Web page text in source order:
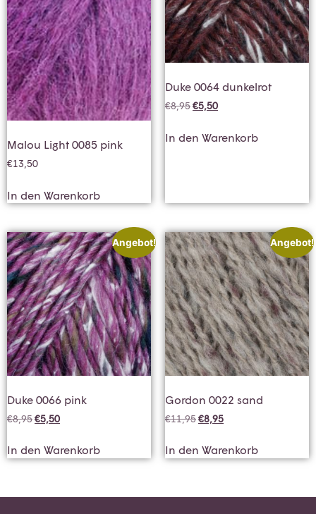
Malou Light 0085 pink
€13,50
In den Warenkorb
Duke 0064 dunkelrot
€8,95€5,50
In den Warenkorb
Angebot!
Duke 0066 pink
€8,95€5,50
In den Warenkorb
Angebot!
Gordon 0022 sand
€11,95€8,95
In den Warenkorb